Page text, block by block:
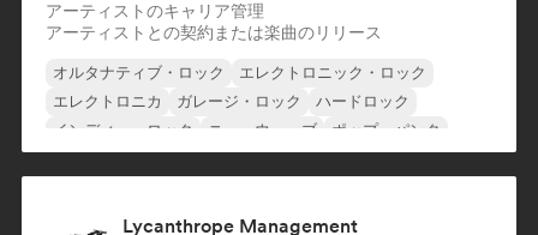
アーティストのキャリア管理
アーティストとの契約または楽曲のリリース
オルタナティブ・ロック
エレクトロニック・ロック
エレクトロニカ
ガレージ・ロック
ハードロック
インディー・ロック
ニューウェーブ ポップ・パンク
Lycanthrope Management